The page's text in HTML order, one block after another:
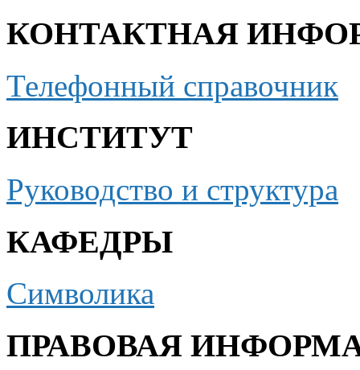
КОНТАКТНАЯ
Телефонный справочник
ИНСТИТУТ
Руководство и структура
КАФЕДРЫ
Символика
ПРАВОВАЯ